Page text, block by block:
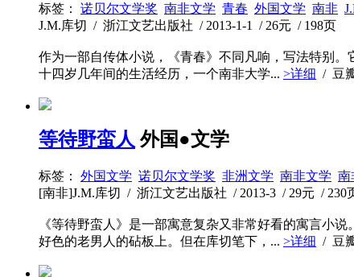
标签： 诺贝尔文学奖 南非文学 青春 外国文学 南非
J.M.库切 / 浙江文艺出版社 / 2013-1-1 / 26元 / 198页
作为一部自传体小说，《青春》不同凡响，写法特别
十四岁几年间的生活经历，一个南非大学... >详细 / 豆
等待野蛮人 外国●文学
标签： 外国文学 诺贝尔文学奖 非洲文学 南非文学 南
[南非]J.M.库切 / 浙江文艺出版社 / 2013-3 / 29元 / 230
《等待野蛮人》是一部寓意复杂又非常好看的寓言小
好色的老男人的砧板上。但在库切笔下，... >详细 / 豆